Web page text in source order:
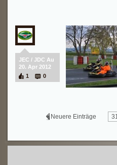
JEC / JDC Au
20. Apr 2012
1
0
Neuere Einträge